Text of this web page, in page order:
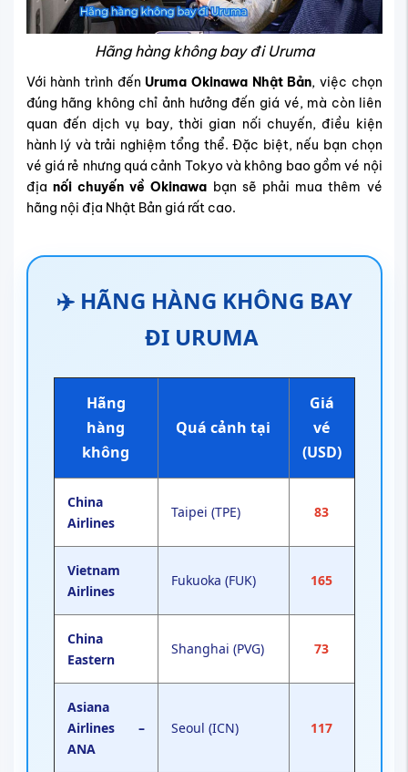
Hãng hàng không bay đi Uruma
Với hành trình đến Uruma Okinawa Nhật Bản, việc chọn
đúng hãng không chỉ ảnh hưởng đến giá vé, mà còn liên
quan đến dịch vụ bay, thời gian nối chuyến, điều kiện
hành lý và trải nghiệm tổng thể. Đặc biệt, nếu bạn chọn
vé giá rẻ nhưng quá cảnh Tokyo và không bao gồm vé nội
địa nối chuyến về Okinawa bạn sẽ phải mua thêm vé
hãng nội địa Nhật Bản giá rất cao.
✈️ HÃNG HÀNG KHÔNG BAY
ĐI URUMA
Hãng
hàng
không
Quá cảnh tại
Giá
vé
(USD)
China
Airlines
Taipei (TPE) 83
Vietnam
Airlines
Fukuoka (FUK) 165
China
Eastern
Shanghai (PVG) 73
Asiana
Airlines –
ANA
Seoul (ICN) 117